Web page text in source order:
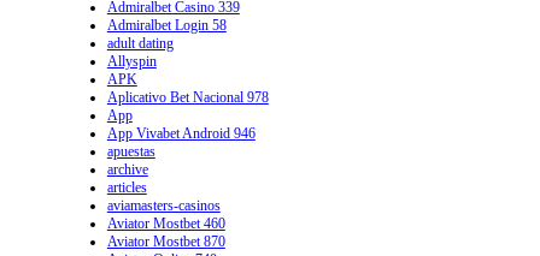
Admiralbet Casino 339
Admiralbet Login 58
adult dating
Allyspin
APK
Aplicativo Bet Nacional 978
App
App Vivabet Android 946
apuestas
archive
articles
aviamasters-casinos
Aviator Mostbet 460
Aviator Mostbet 870